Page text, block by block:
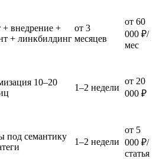
+ внедрение +
+ линкбилдинг
от 3
месяцев
от 60
000 ₽/
мес
10–20
1–2 недели
от 20
000 ₽
под семантику
1–2 недели
от 5
000 ₽/
статья